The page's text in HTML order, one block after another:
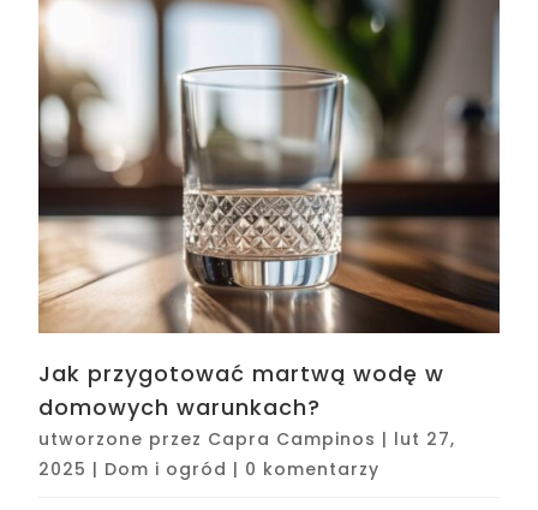
Jak przygotować martwą wodę w
domowych warunkach?
utworzone przez Capra Campinos | lut 27,
2025 | Dom i ogród | 0 komentarzy